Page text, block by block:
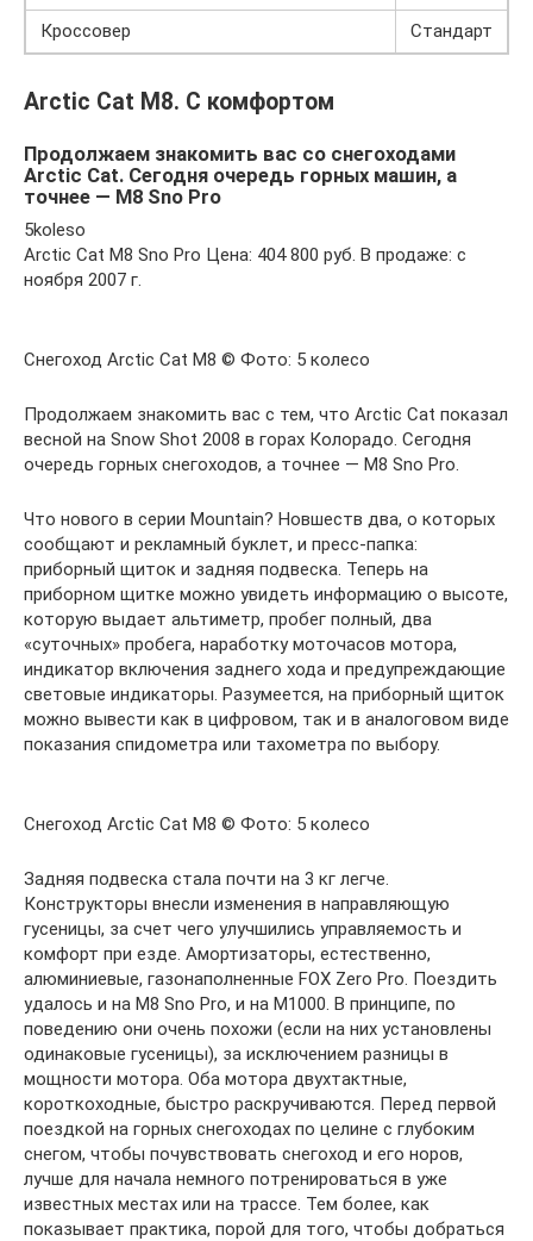
Кроссовер Стандарт
Arctic Cat M8. С комфортом
Продолжаем знакомить вас со снегоходами
Arctic Сat. Сегодня очередь горных машин, а
точнее — М8 Sno Pro
5koleso
Arctic Cat M8 Sno Pro Цена: 404 800 руб. В продаже: c
ноября 2007 г.
Снегоход Arctic Cat M8 © Фото: 5 колесо
Продолжаем знакомить вас с тем, что Arctic Сat показал
весной на Snow Shot 2008 в горах Колорадо. Сегодня
очередь горных снегоходов, а точнее — М8 Sno Pro.
Что нового в серии Mountain? Новшеств два, о которых
сообщают и рекламный буклет, и пресс-папка:
приборный щиток и задняя подвеска. Теперь на
приборном щитке можно увидеть информацию о высоте,
которую выдает альтиметр, пробег полный, два
«суточных» пробега, наработку моточасов мотора,
индикатор включения заднего хода и предупреждающие
световые индикаторы. Разумеется, на приборный щиток
можно вывести как в цифровом, так и в аналоговом виде
показания спидометра или тахометра по выбору.
Снегоход Arctic Cat M8 © Фото: 5 колесо
Задняя подвеска стала почти на 3 кг легче.
Конструкторы внесли изменения в направляющую
гусеницы, за счет чего улучшились управляемость и
комфорт при езде. Амортизаторы, естественно,
алюминиевые, газонаполненные FOX Zero Pro. Поездить
удалось и на М8 Sno Pro, и на М1000. В принципе, по
поведению они очень похожи (если на них установлены
одинаковые гусеницы), за исключением разницы в
мощности мотора. Оба мотора двухтактные,
короткоходные, быстро раскручиваются. Перед первой
поездкой на горных снегоходах по целине с глубоким
снегом, чтобы почувствовать снегоход и его норов,
лучше для начала немного потренироваться в уже
известных местах или на трассе. Тем более, как
показывает практика, порой для того, чтобы добраться